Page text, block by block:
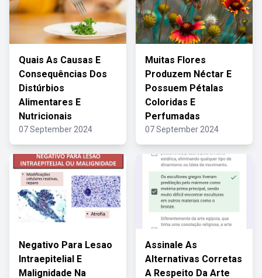
Quais As Causas E
Consequências Dos
Distúrbios
Alimentares E
Nutricionais
07 September 2024
Muitas Flores
Produzem Néctar E
Possuem Pétalas
Coloridas E
Perfumadas
07 September 2024
Negativo Para Lesao
Intraepitelial E
Malignidade Na
Assinale As
Alternativas Corretas
A Respeito Da Arte